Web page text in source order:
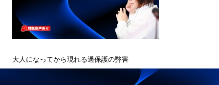
大人になってから現れる過保護の弊害